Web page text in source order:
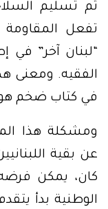
ثم تسليم
تفعل
“لبنان آخر” في
الفقيه. ومعنى
في كتاب ضخم هو
ومشكلة هذا
عن بقية
كان، يمكن
الوطنية بدأ